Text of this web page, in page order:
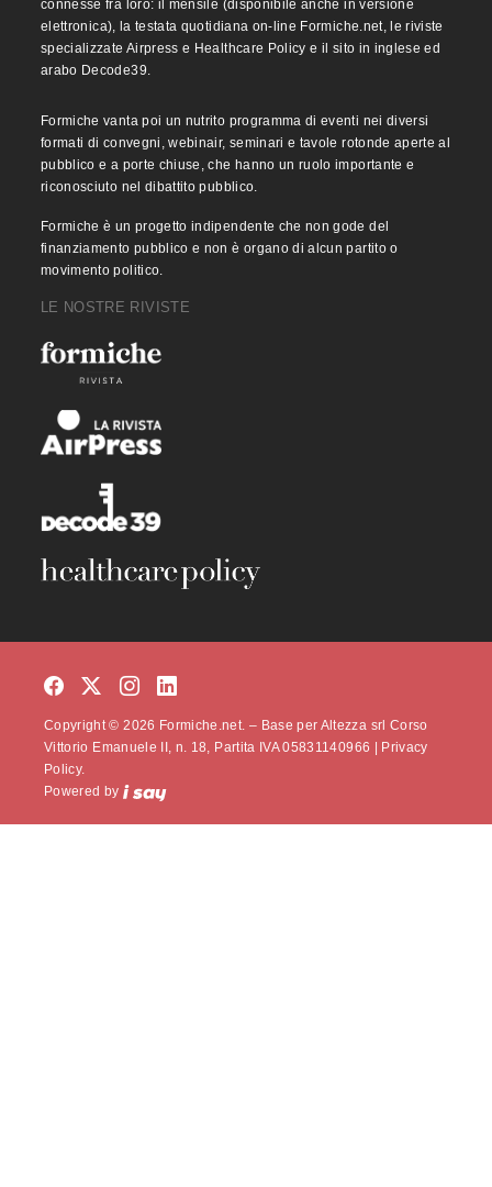
connesse fra loro: il mensile (disponibile anche in versione
elettronica), la testata quotidiana on-line Formiche.net, le riviste
specializzate Airpress e Healthcare Policy e il sito in inglese ed
arabo Decode39.
Formiche vanta poi un nutrito programma di eventi nei diversi
formati di convegni, webinair, seminari e tavole rotonde aperte al
pubblico e a porte chiuse, che hanno un ruolo importante e
riconosciuto nel dibattito pubblico.
Formiche è un progetto indipendente che non gode del
finanziamento pubblico e non è organo di alcun partito o
movimento politico.
LE NOSTRE RIVISTE
Copyright © 2026 Formiche.net. – Base per Altezza srl Corso
Vittorio Emanuele II, n. 18, Partita IVA 05831140966 |
Privacy
Policy.
Powered by